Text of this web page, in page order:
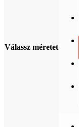
Válassz méretet